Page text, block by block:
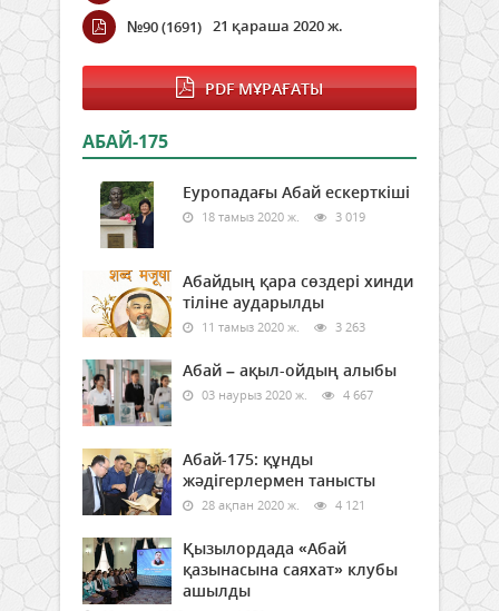
№90 (1691) 21 қараша 2020 ж.
PDF МҰРАҒАТЫ
АБАЙ-175
Еуропадағы Абай ескерткіші
18 тамыз 2020 ж. 3 019
Абайдың қара сөздері хинди
тіліне аударылды
11 тамыз 2020 ж. 3 263
Абай – ақыл-ойдың алыбы
03 наурыз 2020 ж. 4 667
Абай-175: құнды
жәдігерлермен танысты
28 ақпан 2020 ж. 4 121
Қызылордада «Абай
қазынасына саяхат» клубы
ашылды